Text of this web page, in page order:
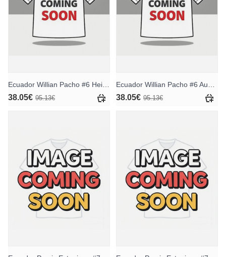
Ecuador Willian Pacho #6 Heimtrikot für Frauen WM 2026 Kurzarm
38.05€ 95.13€
Ecuador Willian Pacho #6 Auswärtstrikot für Frauen WM 2026 Kurzarm
38.05€ 95.13€